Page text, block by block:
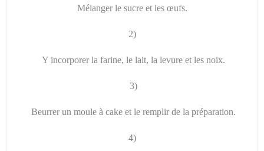
Mélanger le sucre et les œufs.
2)
Y incorporer la farine, le lait, la levure et les noix.
3)
Beurrer un moule à cake et le remplir de la préparation.
4)